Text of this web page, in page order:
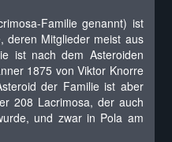
Familie genannt) ist
deren Mitglieder meist aus
ist nach dem Asteroiden
1875 von Viktor Knorre
der Familie ist aber
208 Lacrimosa, der auch
und zwar in Pola am